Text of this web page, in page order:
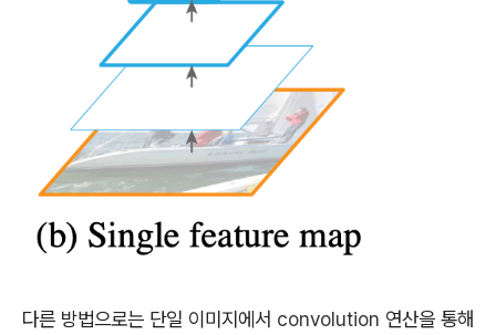
다른 방법으로는 단일 이미지에서 convolution 연산을 통해